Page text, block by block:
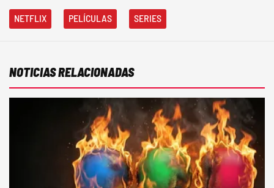
NETFLIX PELÍCULAS SERIES
NOTICIAS RELACIONADAS